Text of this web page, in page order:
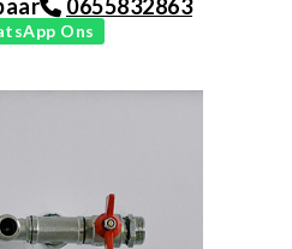
0655832863
Ons